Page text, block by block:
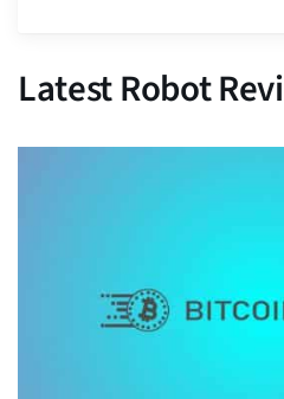
Latest Robot